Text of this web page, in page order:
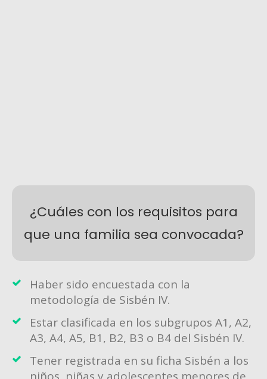
¿Cuáles con los requisitos para
que una familia sea convocada?
Haber sido encuestada con la
metodología de Sisbén IV.
Estar clasificada en los subgrupos A1, A2,
A3, A4, A5, B1, B2, B3 o B4 del Sisbén IV.
Tener registrada en su ficha Sisbén a los